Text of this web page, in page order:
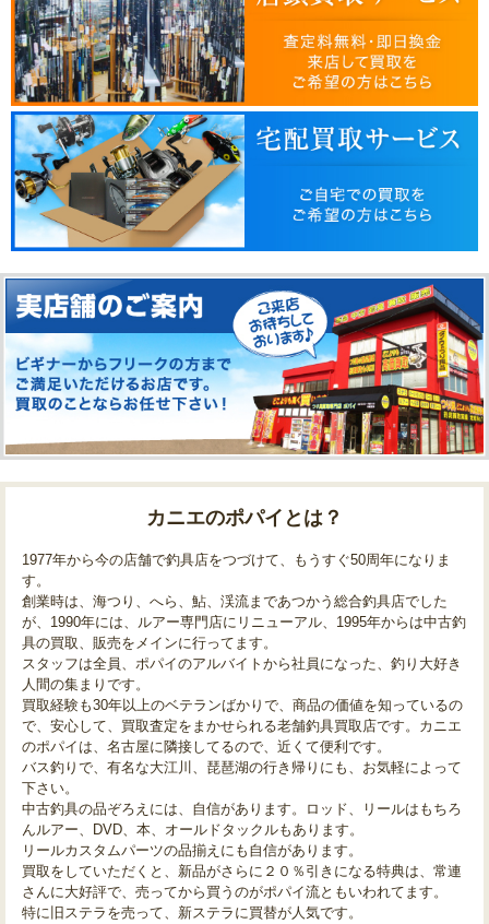
カニエのポパイとは？
1977年から今の店舗で釣具店をつづけて、もうすぐ50周年になりま
す。
創業時は、海つり、へら、鮎、渓流まであつかう総合釣具店でした
が、1990年には、ルアー専門店にリニューアル、1995年からは中古釣
具の買取、販売をメインに行ってます。
スタッフは全員、ポパイのアルバイトから社員になった、釣り大好き
人間の集まりです。
買取経験も30年以上のベテランばかりで、商品の価値を知っているの
で、安心して、買取査定をまかせられる老舗釣具買取店です。カニエ
のポパイは、名古屋に隣接してるので、近くて便利です。
バス釣りで、有名な大江川、琵琶湖の行き帰りにも、お気軽によって
下さい。
中古釣具の品ぞろえには、自信があります。ロッド、リールはもちろ
んルアー、DVD、本、オールドタックルもあります。
リールカスタムパーツの品揃えにも自信があります。
買取をしていただくと、新品がさらに２０％引きになる特典は、常連
さんに大好評で、売ってから買うのがポパイ流ともいわれてます。
特に旧ステラを売って、新ステラに買替が人気です。